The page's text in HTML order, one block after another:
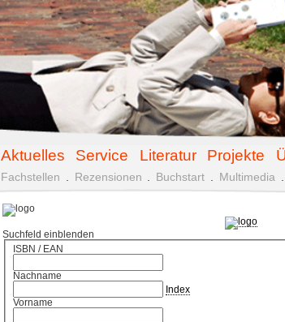
Aktuelles Service Literatur Projekte
Fachstellen Rezensionen Buchstart Multimedia
Suchfeld einblenden
ISBN / EAN
Nachname
Index
Vorname